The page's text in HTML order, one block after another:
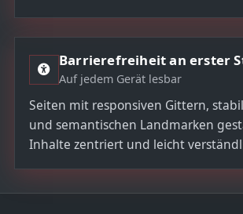
Barrierefreiheit an erster
Auf jedem Gerät lesbar
Seiten mit responsiven Gittern,
und semantischen Landmarken
Inhalte zentriert und leicht